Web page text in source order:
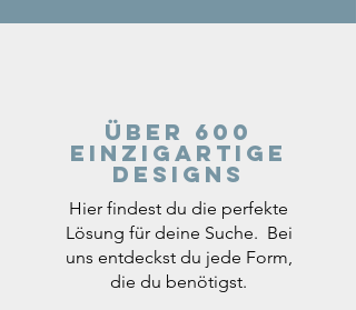
Über 600
einzigartige
Designs
Hier findest du die perfekte
Lösung für deine Suche. Bei
uns entdeckst du jede Form,
die du benötigst.